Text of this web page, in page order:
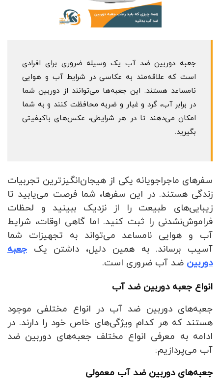
جعبه دوربین ضد آب یک وسیله ضروری برای افرادی
است که علاقه‌مند به عکاسی در شرایط آب و هوایی
نامساعد هستند. این جعبه‌ها می‌توانند از دوربین شما
در برابر آب، گرد و غبار و ضربه محافظت کنند و به شما
امکان می‌دهند تا در هر شرایطی، عکس‌های باکیفیتی
بگیرید.
سفرهای ماجراجویانه یکی از هیجان‌انگیزترین تجربیات
زندگی هستند. در این سفرها، شما فرصت می‌یابید تا
زیبایی‌های طبیعت را از نزدیک ببینید و لحظات
فراموش‌نشدنی را ثبت کنید. اما گاهی اوقات، شرایط
آب و هوایی نامساعد می‌تواند به تجهیزات شما
آسیب برساند. به همین دلیل، داشتن یک جعبه
دوربین ضد آب ضروری است.
انواع جعبه دوربین ضد آب
جعبه‌های دوربین ضد آب در انواع مختلفی موجود
هستند که هر کدام ویژگی‌های خاص خود را دارند. در
ادامه به معرفی انواع مختلف جعبه‌های دوربین ضد
آب می‌پردازیم:
جعبه‌های دوربین ضد آب معمولی